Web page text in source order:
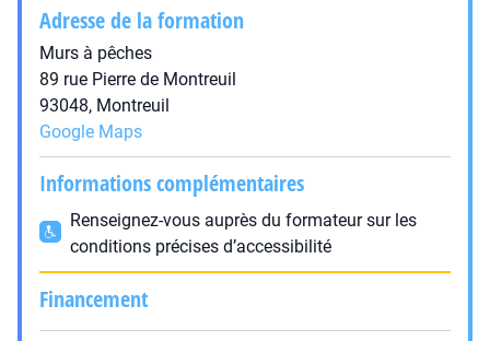
Adresse de la formation
Murs à pêches
89 rue Pierre de Montreuil
93048, Montreuil
Google Maps
Informations complémentaires
Renseignez-vous auprès du formateur sur les
conditions précises d’accessibilité
Financement